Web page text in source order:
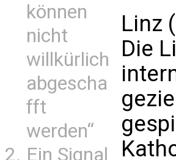
können
nicht
willkürlich
abgescha
fft
werden“
Ein Signal
Linz
Die